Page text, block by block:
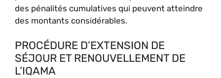
des pénalités cumulatives qui peuvent atteindre
des montants considérables.
PROCÉDURE D’EXTENSION DE
SÉJOUR ET RENOUVELLEMENT DE
L’IQAMA